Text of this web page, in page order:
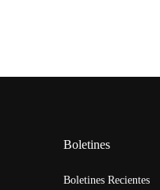
Boletines
Boletines Recientes